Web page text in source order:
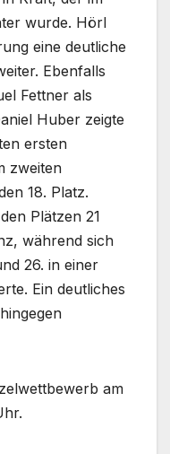
wurde. Hörl
eine deutliche
Ebenfalls
Fettner als
Huber zeigte
ersten
zweiten
18. Platz.
Plätzen 21
während sich
26. in einer
Ein deutliches
am